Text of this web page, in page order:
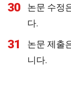
30
논문 수정
다.
31
논문 제출
니다.